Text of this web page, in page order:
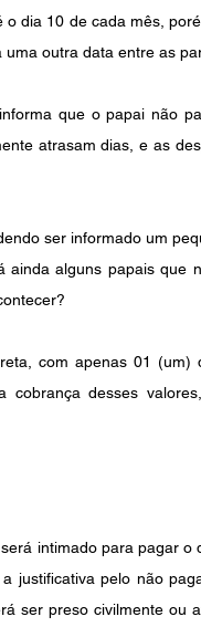
dia 10 de cada mês,
outra data entre as
que o papai não
atrasam dias, e as
ser informado um
alguns papais que
com apenas 01 (um)
cobrança desses
intimado para pagar o
justificativa pelo não
ser preso civilmente ou